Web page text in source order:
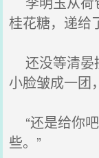
桂花糖，递给
还没等清晏
小脸皱成一团
“还是给你
些。”